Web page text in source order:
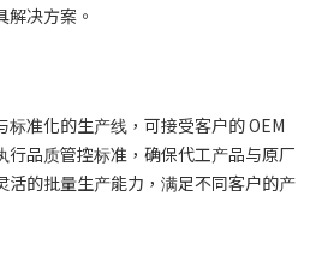
解决方案。
准化的生产线，可接受客户的 OEM
行品质管控标准，确保代工产品与原厂
活的批量生产能力，满足不同客户的产